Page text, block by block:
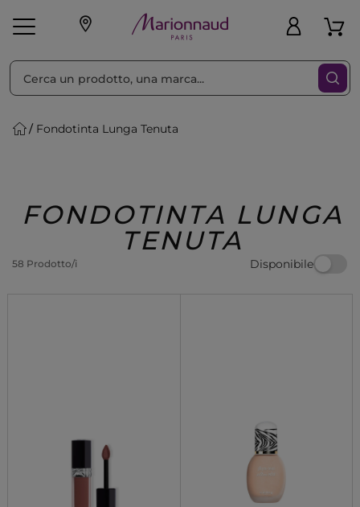
Make-up Profumi
Regalo
Fondotinta Lunga Tenuta
FONDOTINTA LUNGA
TENUTA
58 Prodotto/i Disponibile
Ordina per Filtra